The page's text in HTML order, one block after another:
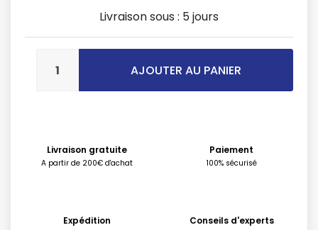
Livraison sous : 5 jours
AJOUTER AU PANIER
Livraison gratuite
A partir de 200€ d'achat
Paiement
100% sécurisé
Expédition Conseils d'experts